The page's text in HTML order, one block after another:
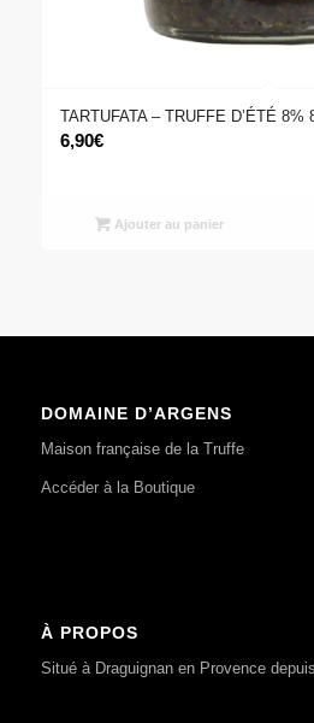
TARTUFATA – TRUFFE D’ÉTÉ 8%
6,90€
Ajouter au panier
DOMAINE D’ARGENS
Maison française de la Truffe
Accéder à la Boutique
À PROPOS
Situé à Draguignan en Provence